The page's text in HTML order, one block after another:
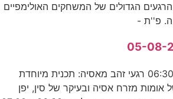
הרגעים הגדולים של המשחקים האולימפיים
גיבורים לנצח 06:00 - 06:30 רגעי זהב מאסיה: תכנית מיוחדת
מזרח אסיה ובעיקר של סין, יפן